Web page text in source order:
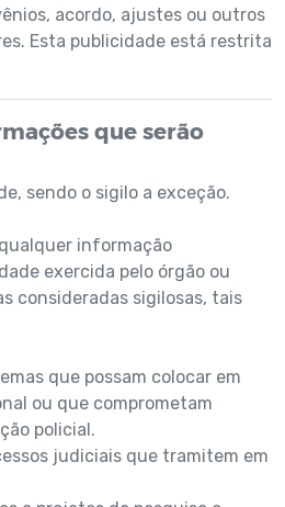
acordo, ajustes ou outros
Esta publicidade está restrita
que serão
sendo o sigilo a exceção.
informação
exercida pelo órgão ou
consideradas sigilosas, tais
que possam colocar em
ou que comprometam
policial.
judiciais que tramitem em